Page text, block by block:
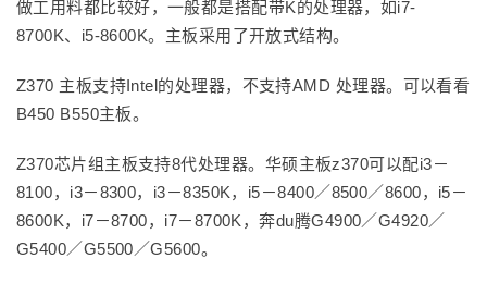
做工用料都比较好，一般都是搭配带K的处理器，如i7-
8700K、i5-8600K。主板采用了开放式结构。
Z370 主板支持Intel的处理器，不支持AMD 处理器。可以看看
B450 B550主板。
Z370芯片组主板支持8代处理器。华硕主板z370可以配i3－
8100，i3－8300，i3－8350K，i5－8400／8500／8600，i5－
8600K，i7－8700，i7－8700K，奔du腾G4900／G4920／
G5400／G5500／G5600。